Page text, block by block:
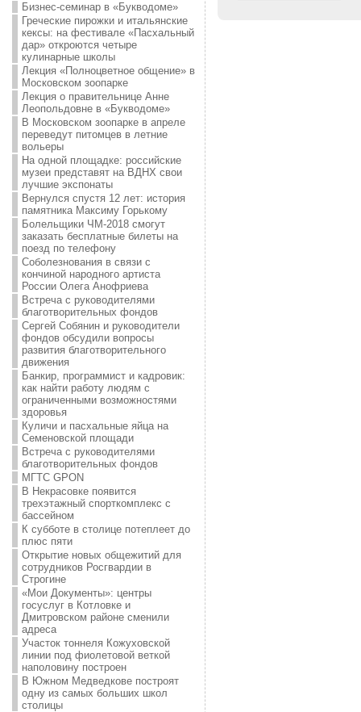
Бизнес-семинар в «Букводоме»
Греческие пирожки и итальянские
кексы: на фестивале «Пасхальный
дар» откроются четыре
кулинарные школы
Лекция «Полноцветное общение» в
Московском зоопарке
Лекция о правительнице Анне
Леопольдовне в «Букводоме»
В Московском зоопарке в апреле
переведут питомцев в летние
вольеры
На одной площадке: российские
музеи представят на ВДНХ свои
лучшие экспонаты
Вернулся спустя 12 лет: история
памятника Максиму Горькому
Болельщики ЧМ-2018 смогут
заказать бесплатные билеты на
поезд по телефону
Соболезнования в связи с
кончиной народного артиста
России Олега Анофриева
Встреча с руководителями
благотворительных фондов
Сергей Собянин и руководители
фондов обсудили вопросы
развития благотворительного
движения
Банкир, программист и кадровик:
как найти работу людям с
ограниченными возможностями
здоровья
Куличи и пасхальные яйца на
Семеновской площади
Встреча с руководителями
благотворительных фондов
МГТС GPON
В Некрасовке появится
трехэтажный спорткомплекс с
бассейном
К субботе в столице потеплеет до
плюс пяти
Открытие новых общежитий для
сотрудников Росгвардии в
Строгине
«Мои Документы»: центры
госуслуг в Котловке и
Дмитровском районе сменили
адреса
Участок тоннеля Кожуховской
линии под фиолетовой веткой
наполовину построен
В Южном Медведкове построят
одну из самых больших школ
столицы